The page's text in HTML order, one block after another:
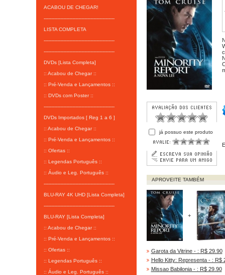
ACABOU DE CHEGAR!
-----------------------------------------------
LISTA COMPLETA
-----------------------------------------------
-----------------------------------------------
DVDs [Lista Completa]
:: Acabou de Chegar ::
:: Pré-Venda e Lançamentos ::
:: DVDs com Poster ::
-----------------------------------------------
DVDs Importados [ Reg 1 a 6 ]
:: Acabou de Chegar ::
:: Pré-Venda e Lançamentos ::
:: Ofertas ::
:: Legendas Português ::
:: Áudio e Leg. Português ::
-----------------------------------------------
BLU-RAY 4K UHD [Lista Completa]
-----------------------------------------------
BLU-RAY [Lista Completa]
:: Acabou de Chegar ::
:: Pré-Venda e Lançamentos ::
:: Ofertas ::
:: Legendas Português ::
:: Áudio e Leg. Português ::
já possuo este produto
APROVEITE TAMBÉM
+
Garota da Vitrine - : R$ 29.90
Hello Kitty: Representa - : R$
Missao Babilonia - : R$ 29.90